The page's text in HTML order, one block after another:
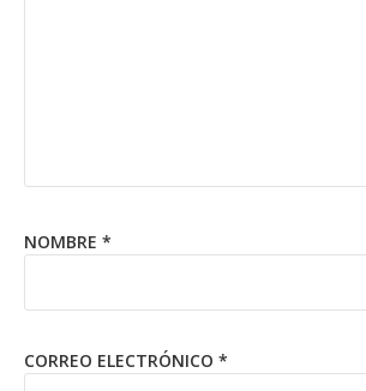
NOMBRE *
CORREO ELECTRÓNICO *